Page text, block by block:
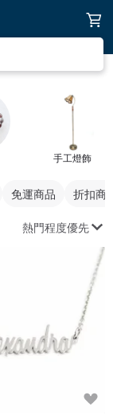
手工燈飾
免運商品 折扣商
熱門程度優先